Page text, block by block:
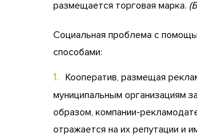
размещается торговая марка.
Социальная проблема с
способами:
Кооператив, размещая
муниципальным организациям
образом, компании-
отражается на их репутации и